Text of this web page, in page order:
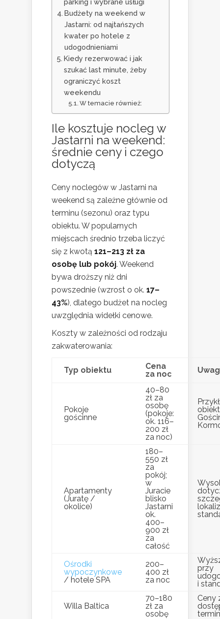
parking i wybrane usługi
Budżety na weekend w
Jastarni: od najtańszych
kwater po hotele z
udogodnieniami
Kiedy rezerwować i jak
szukać last minute, żeby
ograniczyć koszt
weekendu
W temacie również:
Ile kosztuje nocleg w
Jastarni na weekend:
średnie ceny i czego
dotyczą
Ceny noclegów w Jastarni na
weekend są zależne głównie od
terminu (sezonu) oraz typu
obiektu. W popularnych
miejscach średnio trzeba liczyć
się z kwotą 121–213 zł za
osobę lub pokój. Weekend
bywa droższy niż dni
powszednie (wzrost o ok. 17–
43%), dlatego budżet na nocleg
uwzględnia widełki cenowe.
Koszty w zależności od rodzaju
zakwaterowania:
Typ obiektu
Cena
za noc
Pokoje
gościnne
40–80
zł za
osobę
(pokoje:
ok. 116–
200 zł
za noc)
Apartamenty
(Juratę /
okolice)
180–
550 zł
za
pokój;
w
Juracie
blisko
Jastarni
ok.
400–
900 zł
za
całość
Ośrodki
wypoczynkowe
/ hotele SPA
200–
400 zł
za noc
przy
i
Willa Baltica
70–180
zł za
osobę
Ceny